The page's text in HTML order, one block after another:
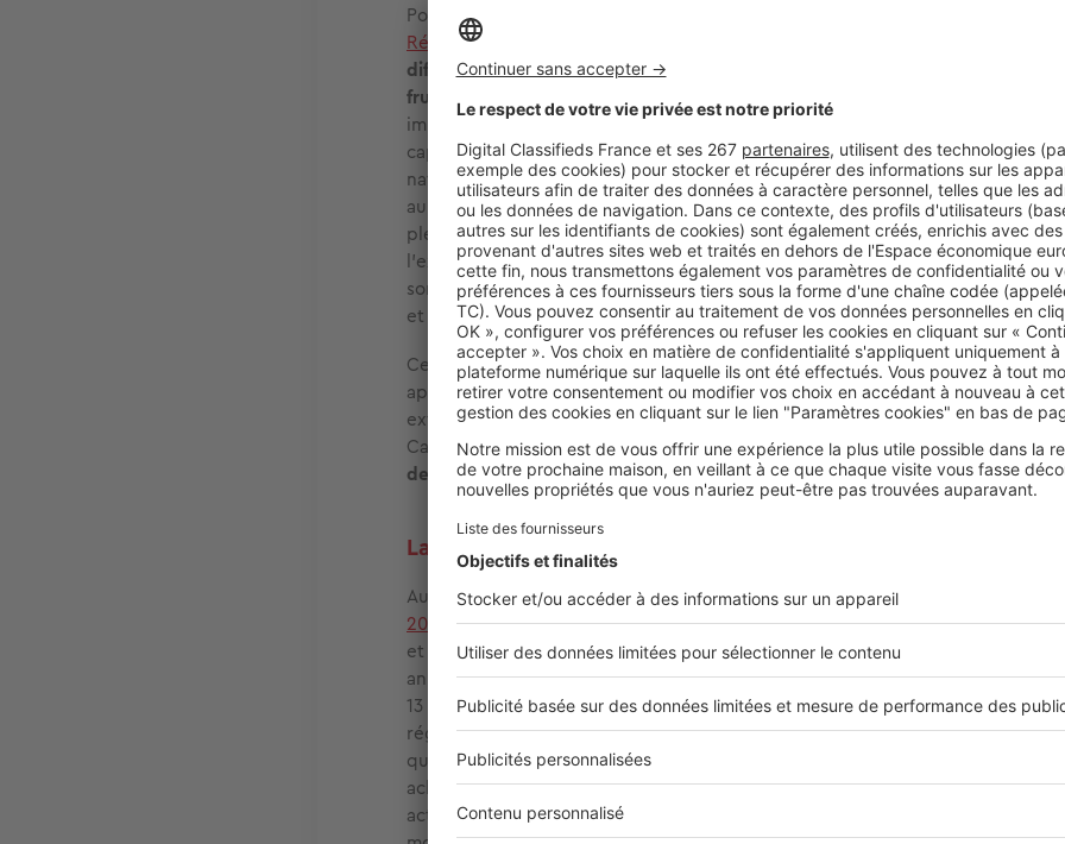
Pourtant, le « zéro artificialisation net », qui devra être atteint en 2050 selon la
Résilience
différents qui permettent de concilier l’envie d’espace des Français et la
frugalité en matière de consommation foncière.« Nous savons déjà concilier
impératifs : plusieurs centaines de réalisations en France montrent que nous
capables de proposer des habitats respectueux de l’environnement,
naturels, confortables et de grande qualité, estimeEmmanuelle Wargon,
au Logement. Les Français connaissent peu ces réalisations mais ceux qui y
pleinement satisfaits. Les modèles collectifs évoluent, ils sont plus
l’extérieur, lumineux. La maison individuelle y trouve sa place aussi mais
sommes capables de proposer des alternatives à la vision du lotissement loin
et des transports d’une part et à celle du collectif exiguë et peu confortable
Ceux qui ne peuvent prétendre à l’achat d’une maison avec jardin, se
appartements avec un balcon ou une terrasse. « Quasi-unanimement, la
extérieurs est considérée comme un critère important du futur logement »,
Caroline de Gantès. Selon les données de l’enquête SeLoger, menée avec
des ménages recherchant une résidence principale souhaitent un espace
La recherche en zone rurale a été multipliée par 4 sur l'année
Autre changement :un tiers des acheteurs recherchent un bien dans une
20 000 habitants. C’est trois fois plus qu’il y a un an, toujours selon les
et
près d’un acquéreur sur cinq recherche en zone rurale,
an ! « Au 31 mai 2021, nous avons enregistré 1,3 million de transactions, un
13 % de ces mutations concernaient un changement de département au sein
région. Nous ne sommes pas face à un exode urbain mais face à l’initiation
qui va perdurer », estime Frédéric Violeau. Effectivement, selon les données
acheteurs sur 10 comptent rester dans la même région que celle dans
actuellement, avec un point de vigilance tout de même sur les Franciliens qui